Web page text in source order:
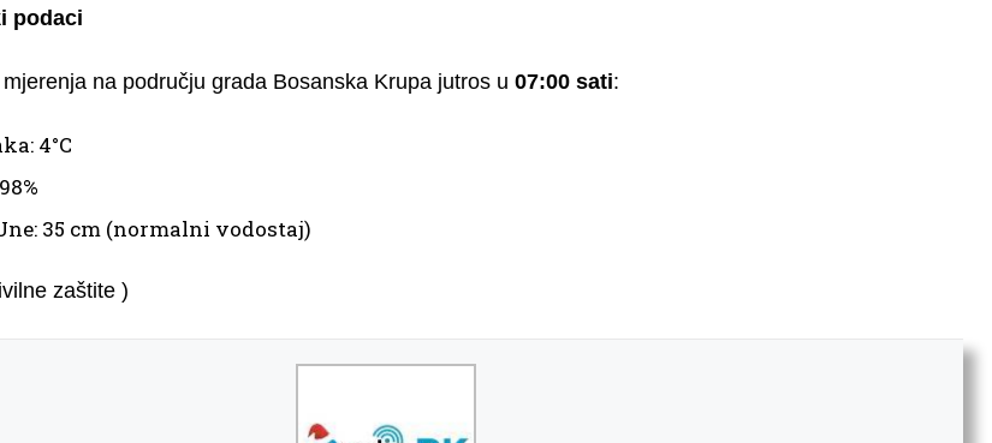
podaci
na području grada Bosanska Krupa jutros u 07:00 sati:
4°C
35 cm (normalni vodostaj)
zaštite )